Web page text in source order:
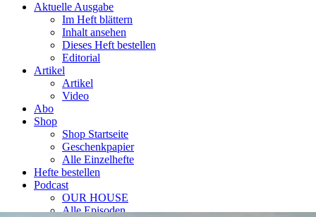
Aktuelle Ausgabe
Im Heft blättern
Inhalt ansehen
Dieses Heft bestellen
Editorial
Artikel
Artikel
Video
Abo
Shop
Shop Startseite
Geschenkpapier
Alle Einzelhefte
Hefte bestellen
Podcast
OUR HOUSE
Alle Episoden